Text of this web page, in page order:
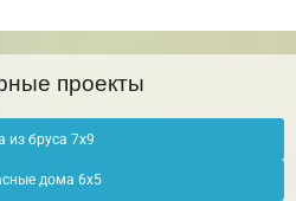
проекты
из бруса 7х9
дома 6х5